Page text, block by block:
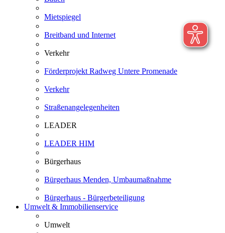
Mietspiegel
Breitband und Internet
Verkehr
Förderprojekt Radweg Untere Promenade
Verkehr
Straßenangelegenheiten
LEADER
LEADER HIM
Bürgerhaus
Bürgerhaus Menden, Umbaumaßnahme
Bürgerhaus - Bürgerbeteiligung
Umwelt & Immobilienservice
Umwelt